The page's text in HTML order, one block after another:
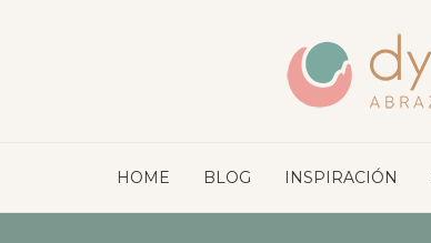
HOME BLOG INSPIRACIÓN